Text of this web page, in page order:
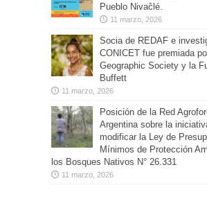
Pueblo Nivaĉlé.
11 marzo, 2026
Socia de REDAF e
CONICET fue premiada
Geographic Society y la
Buffett
11 marzo, 2026
Posición de la Red
Argentina sobre la
modificar la Ley de
Mínimos de Protección
los Bosques Nativos N° 26.331
11 marzo, 2026